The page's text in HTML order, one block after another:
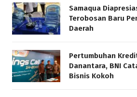
Samaqua
Terobosan Baru
Daerah
Pertumbuhan
Danantara, BNI
Bisnis Kokoh